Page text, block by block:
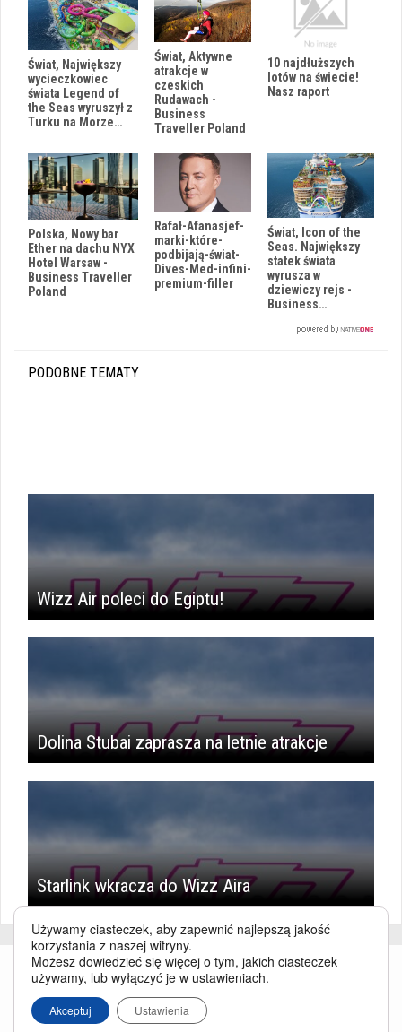
Świat, Największy
wycieczkowiec
świata Legend of
the Seas wyruszył z
Turku na Morze…
Świat, Aktywne
atrakcje w
czeskich
Rudawach -
Business
Traveller Poland
10 najdłuższych
lotów na świecie!
Nasz raport
Polska, Nowy bar
Ether na dachu NYX
Hotel Warsaw -
Business Traveller
Poland
Rafał-Afanasjef-
marki-które-
podbijają-świat-
Dives-Med-infini-
premium-filler
Świat, Icon of the
Seas. Największy
statek świata
wyrusza w
dziewiczy rejs -
Business…
PODOBNE TEMATY
Wizz Air poleci do Egiptu!
Dolina Stubai zaprasza na letnie atrakcje
Starlink wkracza do Wizz Aira
Używamy ciasteczek, aby zapewnić najlepszą jakość
korzystania z naszej witryny.
Możesz dowiedzieć się więcej o tym, jakich ciasteczek
używamy, lub wyłączyć je w ustawieniach.
Akceptuj Ustawienia